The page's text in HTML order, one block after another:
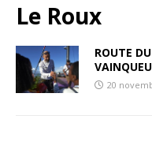
Le Roux
ROUTE
20